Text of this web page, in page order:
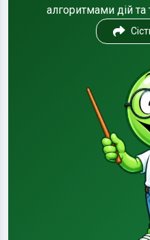
алгоритмами дій